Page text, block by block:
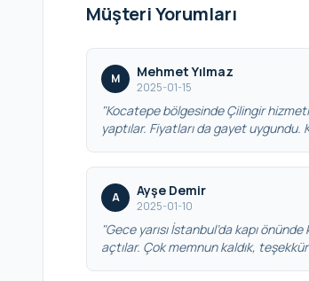
Müşteri Yorumları
M Mehmet Yılmaz
2025-01-15
"Kocatepe bölgesinde Çilingir
yaptılar. Fiyatları da gayet
A Ayşe Demir
2025-01-10
"Gece yarısı İstanbul’da kapı
açtılar. Çok memnun kaldık,